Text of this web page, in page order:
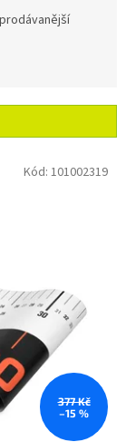
377 Kč
–15 %
Kód: 101002319